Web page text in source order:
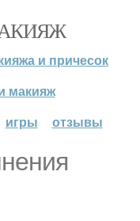
и причесок
макияж
игры отзывы